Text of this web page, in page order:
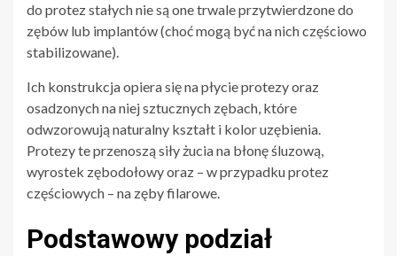
do protez stałych nie są one trwale przytwierdzone do
zębów lub implantów (choć mogą być na nich częściowo
stabilizowane).
Ich konstrukcja opiera się na płycie protezy oraz
osadzonych na niej sztucznych zębach, które
odwzorowują naturalny kształt i kolor uzębienia.
Protezy te przenoszą siły żucia na błonę śluzową,
wyrostek zębodołowy oraz – w przypadku protez
częściowych – na zęby filarowe.
Podstawowy podział